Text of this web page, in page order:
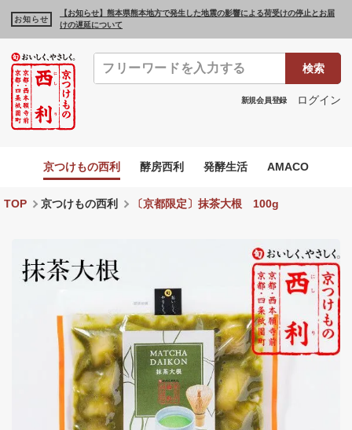
お知らせ
【お知らせ】熊本県熊本地方で発生した地震の影響による荷受けの停止とお届
けの遅延について
検索
新規会員登録 ログイン
京つけもの西利 酵房西利 発酵生活 AMACO
TOP 京つけもの西利 〔京都限定〕抹茶大根 100g